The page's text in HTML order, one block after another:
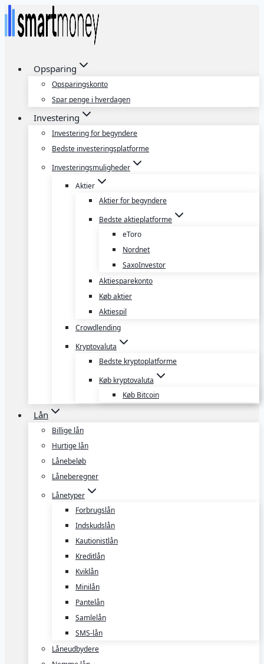
Fortsæt
indhold
Opsparing
Opsparingskonto
Spar penge i hverdagen
Investering
Investering for begyndere
Bedste investeringsplatforme
Investeringsmuligheder
Aktier
Aktier for begyndere
Bedste aktieplatforme
eToro
Nordnet
SaxoInvestor
Aktiesparekonto
Køb aktier
Aktiespil
Crowdlending
Kryptovaluta
Bedste kryptoplatforme
Køb kryptovaluta
Køb Bitcoin
Lån
Billige lån
Hurtige lån
Lånebeløb
Låneberegner
Lånetyper
Forbrugslån
Indskudslån
Kautionistlån
Kreditlån
Kviklån
Minilån
Pantelån
Samlelån
SMS-lån
Låneudbydere